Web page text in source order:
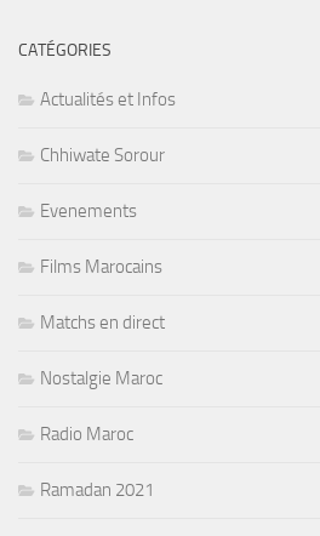
CATÉGORIES
Actualités et Infos
Chhiwate Sorour
Evenements
Films Marocains
Matchs en direct
Nostalgie Maroc
Radio Maroc
Ramadan 2021